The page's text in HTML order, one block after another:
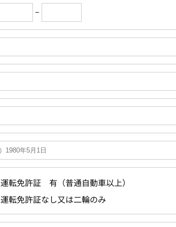
–
運転免許証 有（普通自動車以上）
運転免許証なし又は二輪のみ